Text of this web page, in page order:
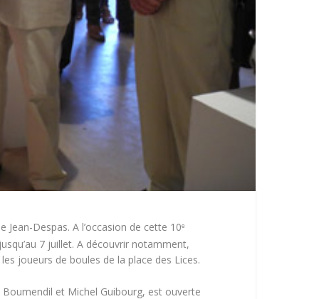
Despas. A l’occasion de cette 10e
7 juillet. A découvrir notamment,
joueurs de boules de la place des Lices.
et Michel Guibourg, est ouverte